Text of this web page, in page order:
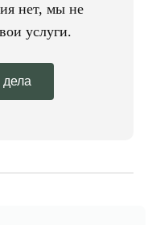
нет, мы не
услуги.
дела